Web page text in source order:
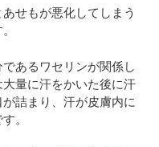
せもが悪化してしまう
あるワセリンが関係し
量に汗をかいた後に汗
詰まり、汗が皮膚内に
。